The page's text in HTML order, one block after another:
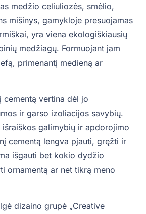
medžio celiuliozės, smėlio,
mišinys, gamykloje presuojamas
yra viena ekologiškiausių
medžiagų. Formuojant jam
primenantį medieną ar
cementą vertina dėl jo
ir garso izoliacijos savybių.
išraiškos galimybių ir apdorojimo
cementą lengva pjauti, gręžti ir
išgauti bet kokio dydžio
ornamentą ar net tikrą meno
dizaino grupė „Creative